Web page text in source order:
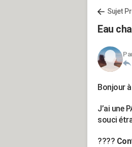
Sujet
Eau
Bonjour
J’ai une
souci
????